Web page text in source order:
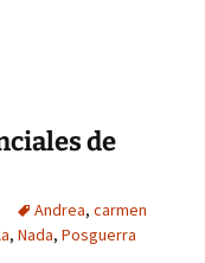
de
Andrea, carmen
, Nada, Posguerra